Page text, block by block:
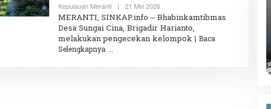
Kepulauan Meranti | 21 Mei 2026O
L
E
H
K
MERANTI, SINKAP.info – Bhabinkamtibmas
Desa Sungai Cina, Brigadir Harianto,
melakukan pengecekan kelompok | Baca
Selengkapnya